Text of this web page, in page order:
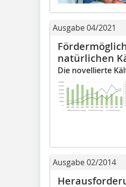
Ausgabe 04/2021
natürlichen
Die novellierte
Ausgabe 02/2014